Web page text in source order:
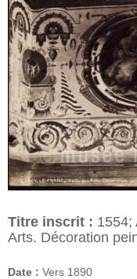
Titre inscrit : 1554;
Arts. Décoration
Date : Vers 1890